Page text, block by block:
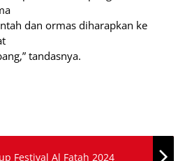
dan ormas diharapkan ke
tandasnya.
Festival Al Fatah 2024